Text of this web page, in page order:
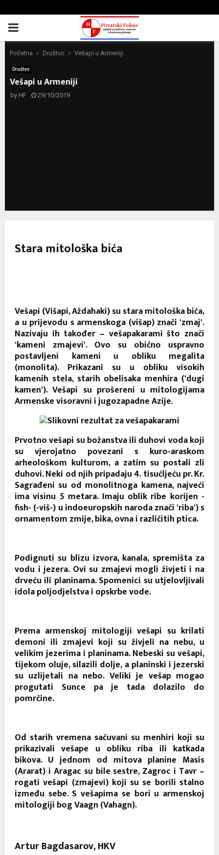
PRIMARY
MENU
Početna Društvo Vešapi u Armeniji
Društvo
Vešapi u Armeniji
by HF 29/10/2019
Stara mitološka bića
Vešapi (Višapi, Aždahaki) su stara mitološka bića,
a u prijevodu s armenskoga (višap) znači 'zmaj'.
Nazivaju ih također – vešapakarami što znači
'kameni zmajevi'. Ovo su obično uspravno
postavljeni kameni u obliku megalita
(monolita). Prikazani su u obliku visokih
kamenih stela, starih obelisaka menhira ('dugi
kamen'). Vešapi su prošereni u mitologijama
Armenske visoravni i jugozapadne Azije.
Prvotno vešapi su božanstva ili duhovi voda koji
su vjerojatno povezani s kuro-araskom
arheološkom kulturom, a zatim su postali zli
duhovi. Neki od njih pripadaju 4. tisućljeću pr. Kr.
Sagrađeni su od monolitnoga kamena, najveći
ima visinu 5 metara. Imaju oblik ribe korijen -
fish- (-viš-) u indoeuropskih naroda znači 'riba') s
ornamentom zmije, bika, ovna i različitih ptica.
Podignuti su blizu izvora, kanala, spremišta za
vodu i jezera. Ovi su zmajevi mogli živjeti i na
drveću ili planinama. Spomenici su utjelovljivali
idola poljodjelstva i opskrbe vode.
Prema armenskoj mitologiji vešapi su krilati
demoni ili zmajevi koji su živjeli na nebu, u
velikim jezerima i planinama. Nebeski su vešapi,
tijekom oluje, silazili dolje, a planinski i jezerski
su uzlijetali na nebo. Veliki je vešap mogao
progutati Sunce pa je tada dolazilo do
pomrčine.
Od starih vremena sačuvani su menhiri koji su
prikazivali vešape u obliku riba ili katkada
bikova. U jednom od mitova planine Masis
(Ararat) i Aragac su bile sestre, Zagroc i Tavr –
rogati vešapi (zmajevi) koji su se borili stalno
između sebe. S vešapima se bori u armenskoj
mitologiji bog Vaagn (Vahagn).
Artur Bagdasarov, HKV